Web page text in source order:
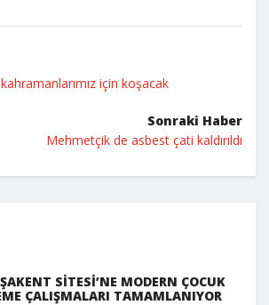
için koşacak
Sonraki Haber
Mehmetçik de asbest çati kaldırıldı
SİTESİ’NE MODERN ÇOCUK
ÇALIŞMALARI TAMAMLANIYOR